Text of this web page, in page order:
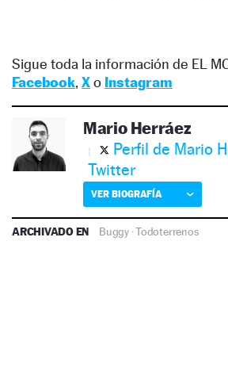
Sigue toda la información de EL
Facebook, Xo Instagram
Mario Herráez
Perfil de Mario
Twitter
VER BIOGRAFÍA
ARCHIVADO EN Buggy·Todoterrenos